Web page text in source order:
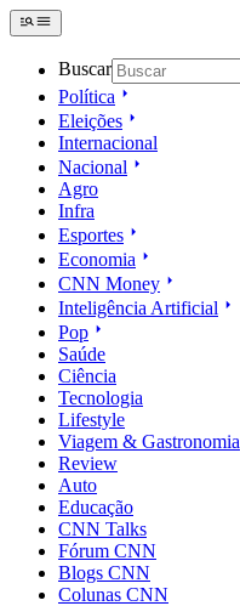
Buscar
Política
Eleições
Internacional
Nacional
Agro
Infra
Esportes
Economia
CNN Money
Inteligência Artificial
Pop
Saúde
Ciência
Tecnologia
Lifestyle
Viagem & Gastronomia
Review
Auto
Educação
CNN Talks
Fórum CNN
Blogs CNN
Colunas CNN